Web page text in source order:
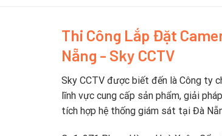
Thi Công Lắp Đặt
Nẵng - Sky CCTV
Sky CCTV được biết đến là Công ty
lĩnh vực cung cấp sản phẩm, giải
tích hợp hệ thống giám sát tại Đà